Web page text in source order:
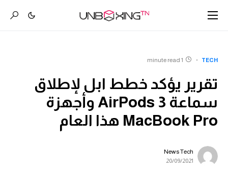
TECH
1 minute read
تقرير يؤكد خطط ابل لإطلاق
سماعة AirPods 3 وأجهزة
MacBook Pro هذا العام
News Tech
20/09/2021